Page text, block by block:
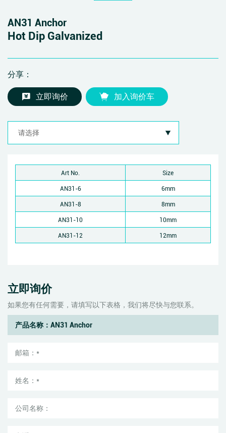
AN31 Anchor
Hot Dip Galvanized
分享：
立即询价 加入询价车
Art No.
Size
AN31-6
6mm
AN31-8
8mm
AN31-10
10mm
AN31-12
12mm
立即询价
如果您有任何需要，请填写以下表格，我们将尽快与您联系。